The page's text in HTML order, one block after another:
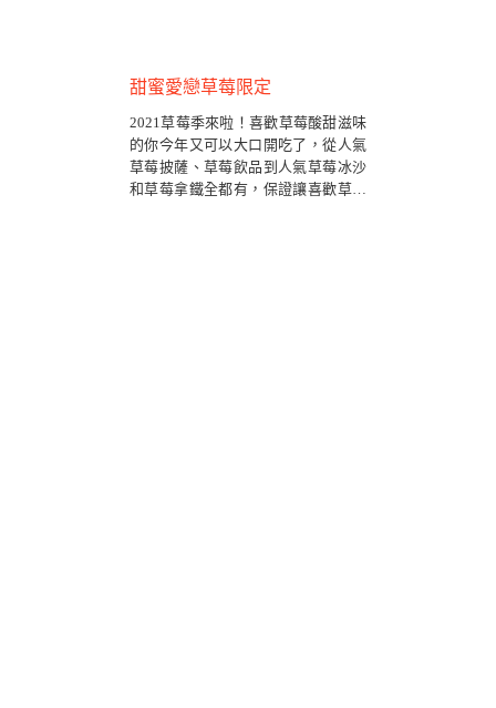
甜蜜愛戀草莓限定
2021草莓季來啦！喜歡草莓酸甜滋味
的你今年又可以大口開吃了，從人氣
草莓披薩、草莓飲品到人氣草莓冰沙
和草莓拿鐵全都有，保證讓喜歡草莓